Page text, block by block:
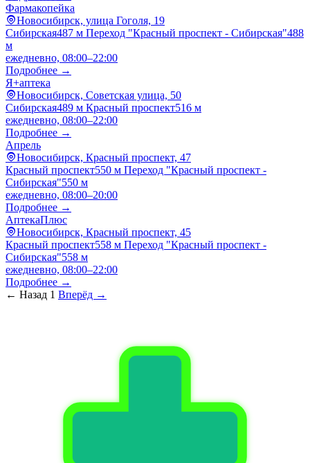
Фармакопейка
Новосибирск, улица Гоголя, 19
Сибирская487 м Переход "Красный проспект - Сибирская"488
м
ежедневно, 08:00–22:00
Подробнее →
Я+аптека
Новосибирск, Советская улица, 50
Сибирская489 м Красный проспект516 м
ежедневно, 08:00–22:00
Подробнее →
Апрель
Новосибирск, Красный проспект, 47
Красный проспект550 м Переход "Красный проспект -
Сибирская"550 м
ежедневно, 08:00–20:00
Подробнее →
АптекаПлюс
Новосибирск, Красный проспект, 45
Красный проспект558 м Переход "Красный проспект -
Сибирская"558 м
ежедневно, 08:00–22:00
Подробнее →
← Назад 1 Вперёд →